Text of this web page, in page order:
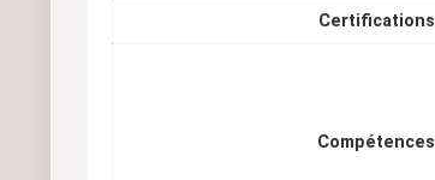
Certifications
Compétences